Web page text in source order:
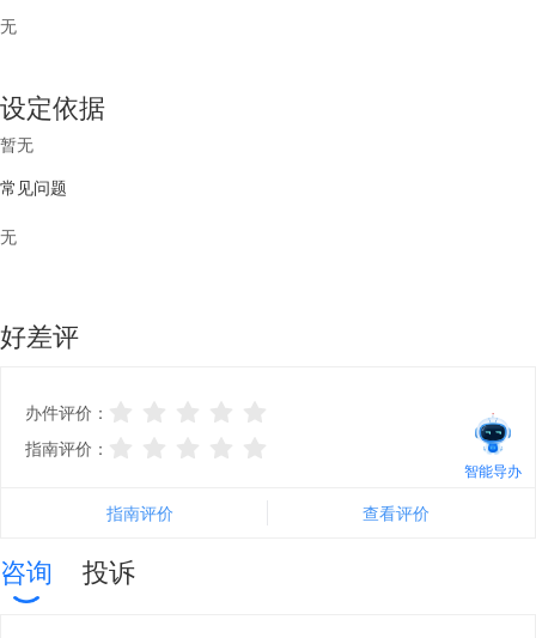
智能导办
无
设定依据
暂无
常见问题
无
好差评
办件评价：
指南评价：
指南评价 查看评价
咨询 投诉